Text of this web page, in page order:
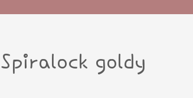
Spiralock goldy